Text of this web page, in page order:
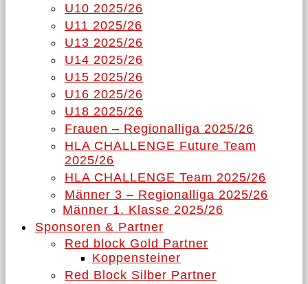
U10 2025/26
U11 2025/26
U13 2025/26
U14 2025/26
U15 2025/26
U16 2025/26
U18 2025/26
Frauen – Regionalliga 2025/26
HLA CHALLENGE Future Team
2025/26
HLA CHALLENGE Team 2025/26
Männer 3 – Regionalliga 2025/26
Männer 1. Klasse 2025/26
Sponsoren & Partner
Red block Gold Partner
Koppensteiner
Red Block Silber Partner